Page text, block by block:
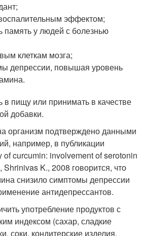
эффектом;
память у людей с болезнью
клеткам мозга;
депрессии, повышая уровень
в пищу или принимать в качестве
добавки.
организм подтверждено данными
например, в публикации
curcumin: involvement of serotonin
K., 2008 говорится, что
снизило симптомы депрессии
антидепрессантов.
употребление продуктов с
индексом (сахар, сладкие
соки, кондитерские изделия,